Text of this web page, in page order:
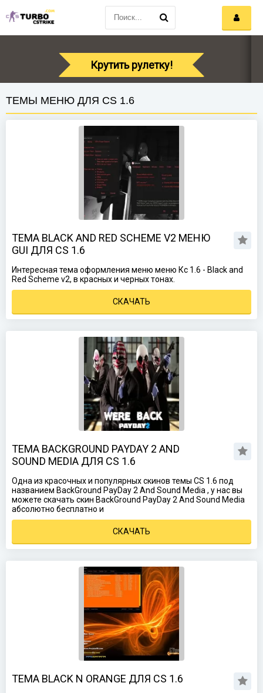
ТЕМЫ МЕНЮ ДЛЯ CS 1.6
ТЕМА BLACK AND RED SCHEME V2 МЕНЮ
GUI ДЛЯ CS 1.6
Интересная тема оформления меню меню Кс 1.6 - Black and
Red Scheme v2, в красных и черных тонах.
СКАЧАТЬ
ТЕМА BACKGROUND PAYDAY 2 AND
SOUND MEDIA ДЛЯ CS 1.6
Одна из красочных и популярных скинов темы CS 1.6 под
названием BackGround PayDay 2 And Sound Media , у нас вы
можете скачать скин BackGround PayDay 2 And Sound Media
абсолютно бесплатно и
СКАЧАТЬ
ТЕМА BLACK N ORANGE ДЛЯ CS 1.6
Крутить рулетку!